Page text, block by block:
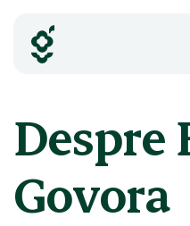
content
Despre
Govora